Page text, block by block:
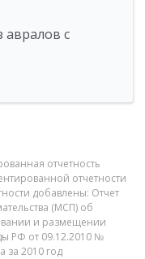
авралов с
отчетность
отчетности
добавлены: Отчет
(МСП) об
и размещении
РФ от 09.12.2010 №
за 2010 год